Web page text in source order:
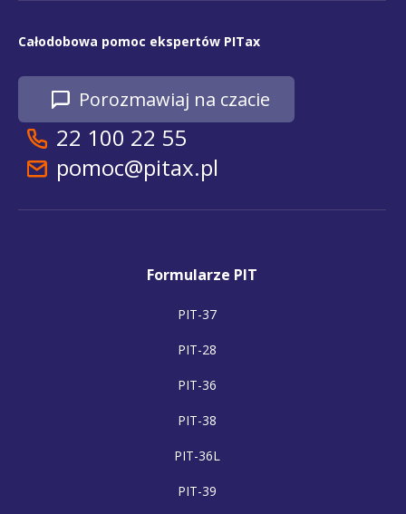
Całodobowa pomoc ekspertów PITax
Porozmawiaj na czacie
22 100 22 55
pomoc@pitax.pl
Formularze PIT
PIT-37
PIT-28
PIT-36
PIT-38
PIT-36L
PIT-39